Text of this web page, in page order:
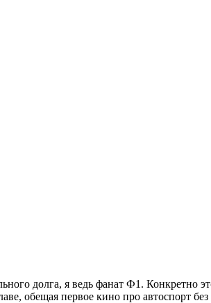
долга, я ведь фанат Ф1. Конкретно
обещая первое кино про автоспорт